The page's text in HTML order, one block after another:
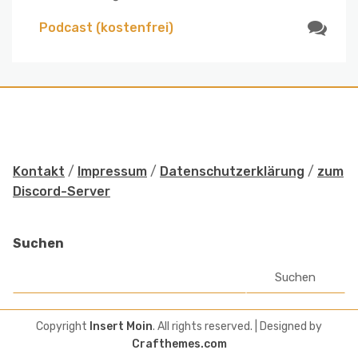
Podcast (kostenfrei)
Kontakt / Impressum / Datenschutzerklärung / zum
Discord-Server
Suchen
Suchen
Copyright Insert Moin. All rights reserved.
| Designed by
Crafthemes.com